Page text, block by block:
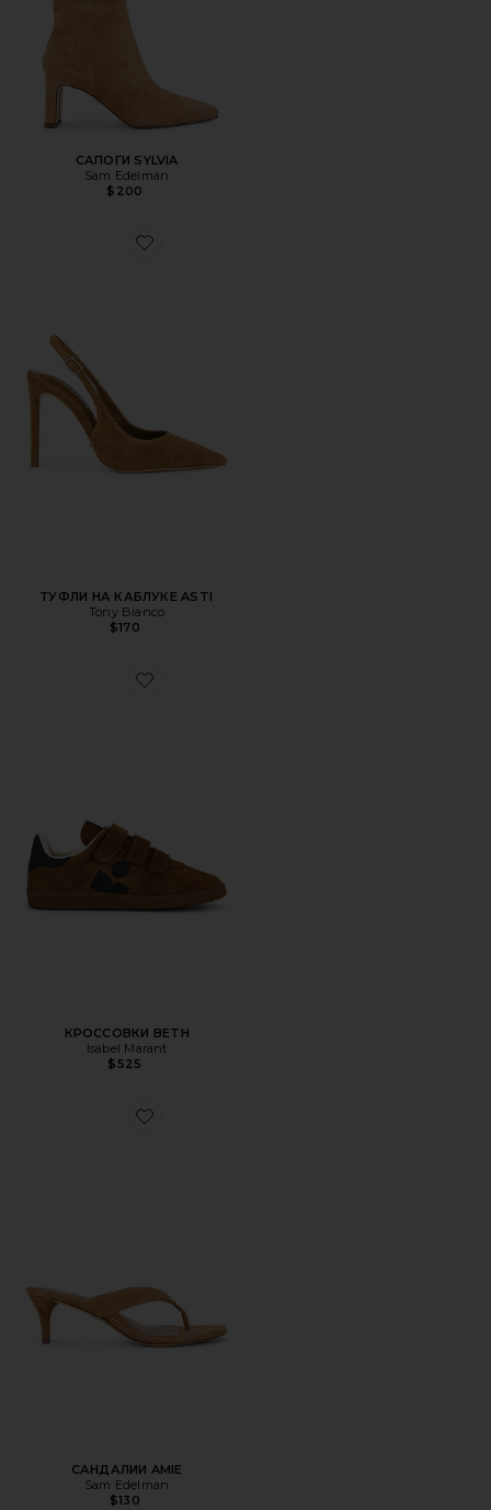
САПОГИ SYLVIA
Sam Edelman
$200
Favorite ТУФЛИ НА КАБЛУКЕ ASTI
ТУФЛИ НА КАБЛУКЕ ASTI
Tony Bianco
$170
Favorite КРОССОВКИ BETH
КРОССОВКИ BETH
Isabel Marant
$525
Favorite САНДАЛИИ AMIE
САНДАЛИИ AMIE
Sam Edelman
$130